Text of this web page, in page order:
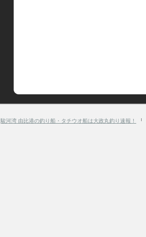
駿河湾 由比港の釣り船・タチウオ船は大政丸釣り速報！